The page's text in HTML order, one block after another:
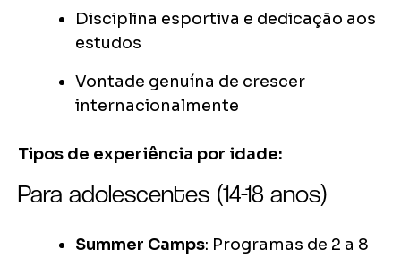
Disciplina esportiva e dedicação aos
estudos
Vontade genuína de crescer
internacionalmente
Tipos de experiência por idade:
Para adolescentes (14-18 anos)
Summer Camps: Programas de 2 a 8